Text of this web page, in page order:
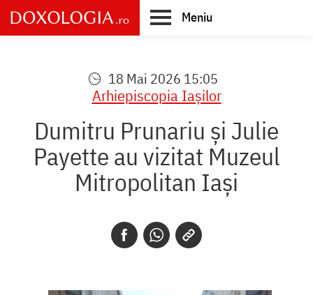
Skip
to
main
Meniu
18 Mai 2026 15:05
Arhiepiscopia Iaşilor
Dumitru Prunariu și Julie
Payette au vizitat Muzeul
Mitropolitan Iași